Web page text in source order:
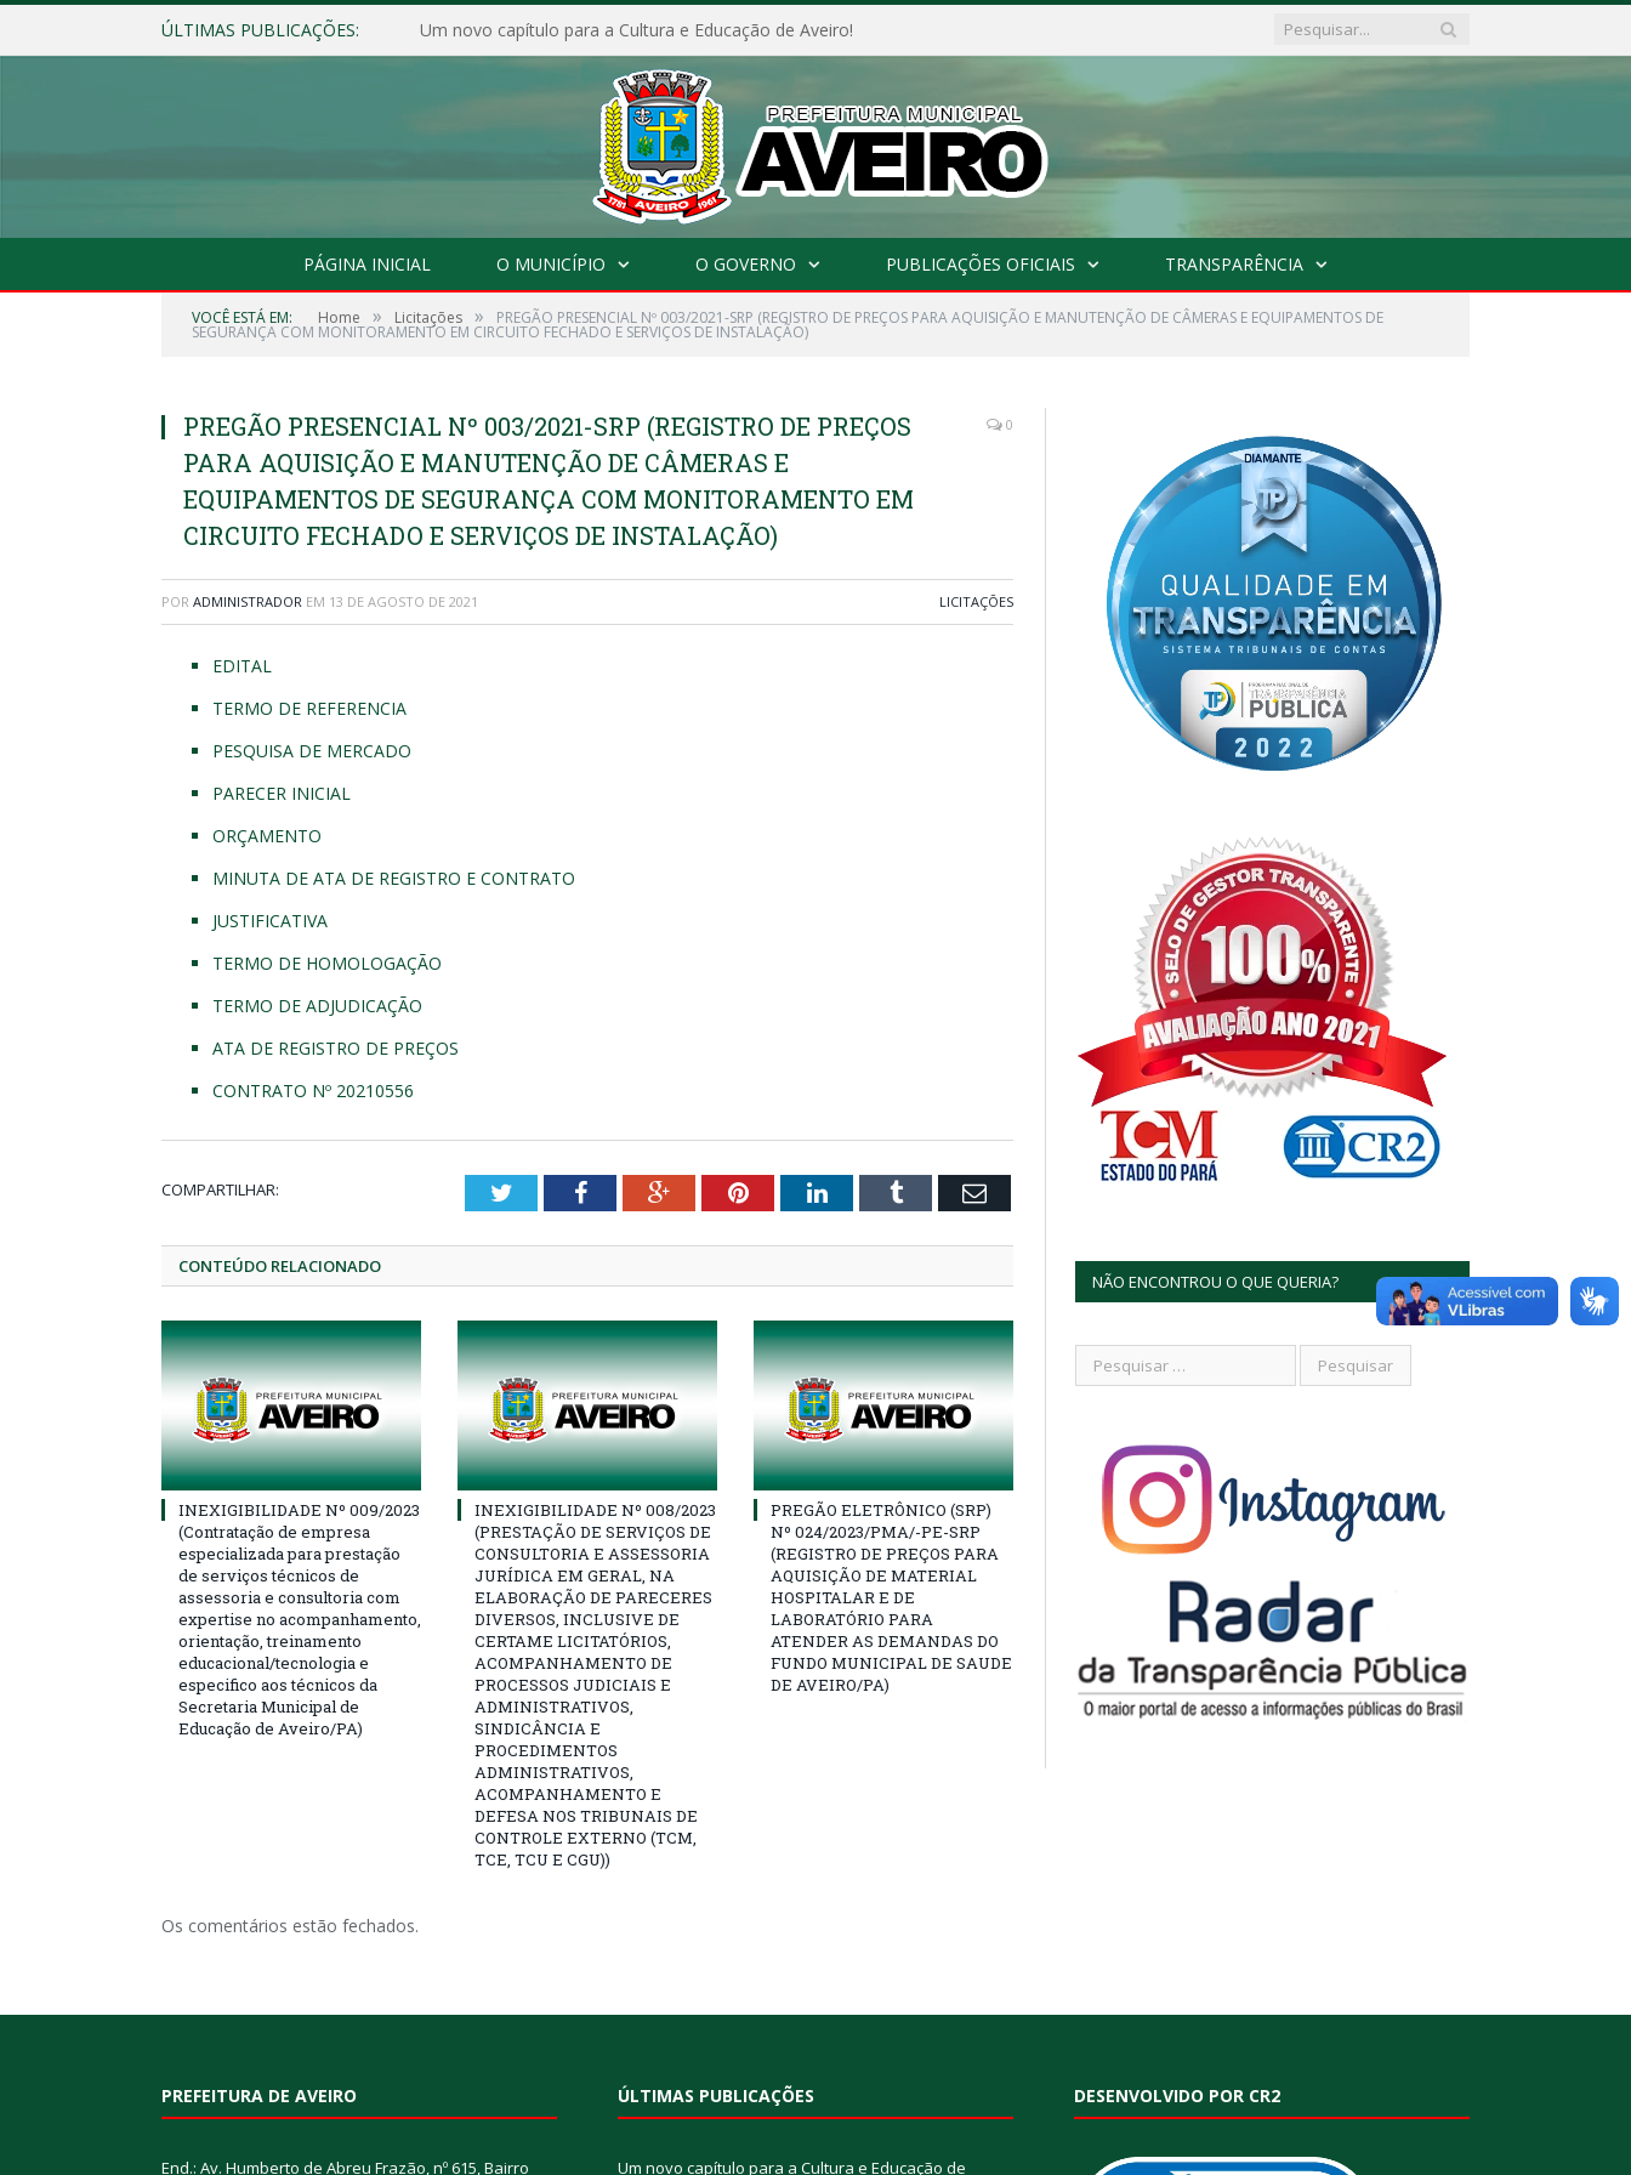
ÚLTIMAS PUBLICAÇÕES: Um novo capítulo para a Cultura e Educação de Aveiro!
PÁGINA INICIAL O MUNICÍPIO O GOVERNO PUBLICAÇÕES OFICIAIS TRANSPARÊNCIA
VOCÊ ESTÁ EM: Home » Licitações » PREGÃO PRESENCIAL Nº 003/2021-SRP (REGISTRO DE PREÇOS PARA AQUISIÇÃO E MANUTENÇÃO DE CÂMERAS E EQUIPAMENTOS DE
SEGURANÇA COM MONITORAMENTO EM CIRCUITO FECHADO E SERVIÇOS DE INSTALAÇÃO)
PREGÃO PRESENCIAL Nº 003/2021-SRP (REGISTRO DE PREÇOS
PARA AQUISIÇÃO E MANUTENÇÃO DE CÂMERAS E
EQUIPAMENTOS DE SEGURANÇA COM MONITORAMENTO EM
CIRCUITO FECHADO E SERVIÇOS DE INSTALAÇÃO)
0
POR ADMINISTRADOR EM 13 DE AGOSTO DE 2021 LICITAÇÕES
EDITAL
TERMO DE REFERENCIA
PESQUISA DE MERCADO
PARECER INICIAL
ORÇAMENTO
MINUTA DE ATA DE REGISTRO E CONTRATO
JUSTIFICATIVA
TERMO DE HOMOLOGAÇÃO
TERMO DE ADJUDICAÇÃO
ATA DE REGISTRO DE PREÇOS
CONTRATO Nº 20210556
COMPARTILHAR: TwitterFacebookGoogle+PinterestLinkedInTumblr Email
CONTEÚDO RELACIONADO
INEXIGIBILIDADE Nº 009/2023
(Contratação de empresa
especializada para prestação
de serviços técnicos de
assessoria e consultoria com
expertise no acompanhamento,
orientação, treinamento
educacional/tecnologia e
especifico aos técnicos da
Secretaria Municipal de
Educação de Aveiro/PA)
INEXIGIBILIDADE Nº 008/2023
(PRESTAÇÃO DE SERVIÇOS DE
CONSULTORIA E ASSESSORIA
JURÍDICA EM GERAL, NA
ELABORAÇÃO DE PARECERES
DIVERSOS, INCLUSIVE DE
CERTAME LICITATÓRIOS,
ACOMPANHAMENTO DE
PROCESSOS JUDICIAIS E
ADMINISTRATIVOS,
SINDICÂNCIA E
PROCEDIMENTOS
ADMINISTRATIVOS,
ACOMPANHAMENTO E
DEFESA NOS TRIBUNAIS DE
CONTROLE EXTERNO (TCM,
TCE, TCU E CGU))
PREGÃO ELETRÔNICO (SRP)
Nº 024/2023/PMA/-PE-SRP
(REGISTRO DE PREÇOS PARA
AQUISIÇÃO DE MATERIAL
HOSPITALAR E DE
LABORATÓRIO PARA
ATENDER AS DEMANDAS DO
FUNDO MUNICIPAL DE SAUDE
DE AVEIRO/PA)
Os comentários estão fechados.
NÃO ENCONTROU O QUE QUERIA?
PREFEITURA DE AVEIRO
End.: Av. Humberto de Abreu Frazão, nº 615, Bairro
ÚLTIMAS PUBLICAÇÕES
Um novo capítulo para a Cultura e Educação de
DESENVOLVIDO POR CR2